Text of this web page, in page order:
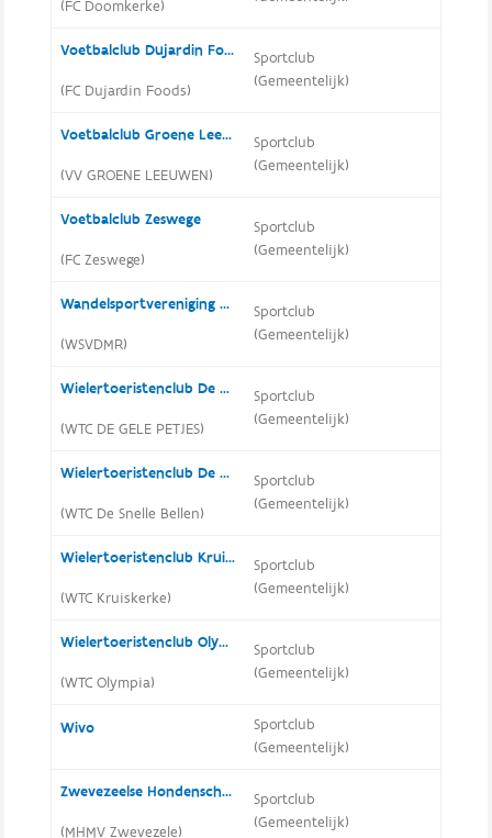
(FC Doomkerke)
Voetbalclub Dujardin Foods
(FC Dujardin Foods)
Sportclub
(Gemeentelijk)
Voetbalclub Groene Leeuwen Ruiselede
(VV GROENE LEEUWEN)
Sportclub
(Gemeentelijk)
Voetbalclub Zeswege
(FC Zeswege)
Sportclub
(Gemeentelijk)
Wandelsportvereniging De Molenstappers Ruiselede
(WSVDMR)
Sportclub
(Gemeentelijk)
Wielertoeristenclub De Gele Petjes
(WTC DE GELE PETJES)
Sportclub
(Gemeentelijk)
Wielertoeristenclub De Snelle Bellen
(WTC De Snelle Bellen)
Sportclub
(Gemeentelijk)
Wielertoeristenclub Kruiskerke
(WTC Kruiskerke)
Sportclub
(Gemeentelijk)
Wielertoeristenclub Olympia
(WTC Olympia)
Sportclub
(Gemeentelijk)
Wivo
Sportclub
(Gemeentelijk)
Zwevezeelse Hondenschool Mijn Hond Mijn Vriend
(MHMV Zwevezele)
Sportclub
(Gemeentelijk)